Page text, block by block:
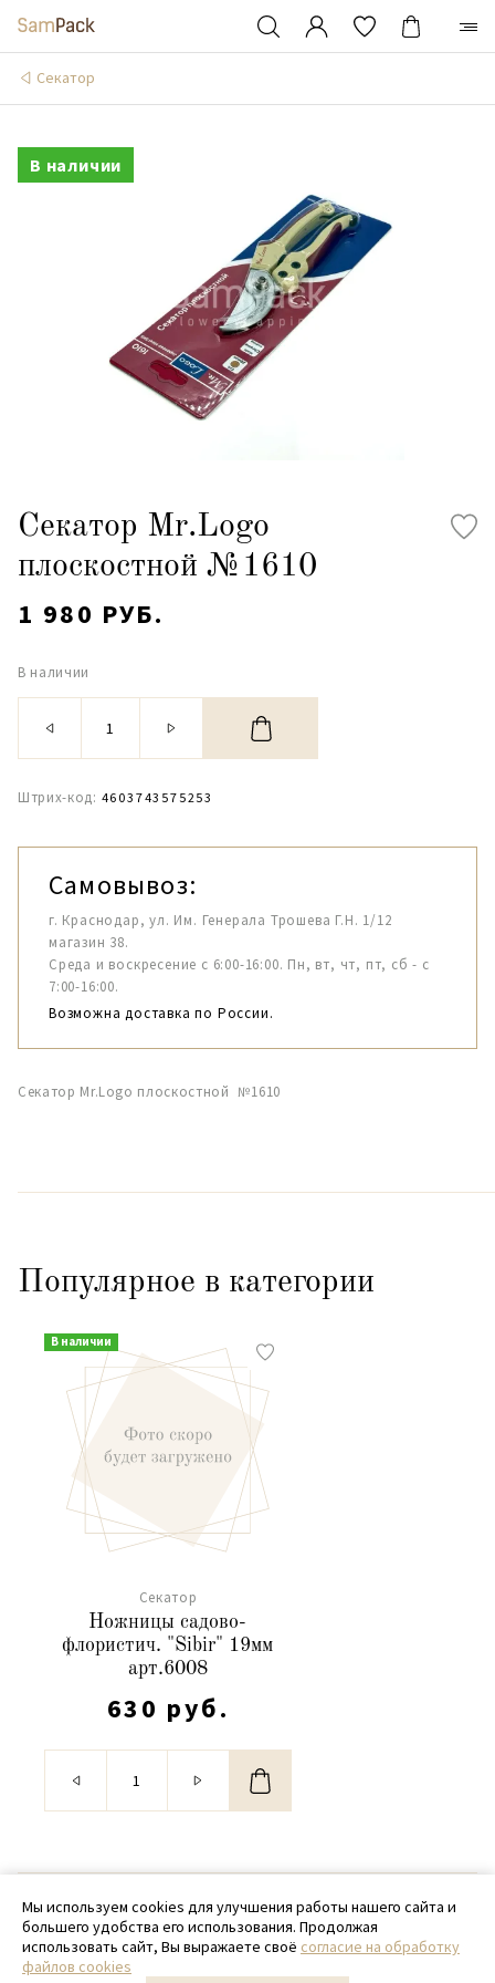
Cекатор
В наличии
Секатор Mr.Logo
плоскостной №1610
1 980 РУБ.
В наличии
Штрих-код: 4603743575253
Самовывоз:
г. Краснодар, ул. Им. Генерала Трошева Г.Н. 1/12
магазин 38.
Среда и воскресение с 6:00-16:00. Пн, вт, чт, пт, сб - с
7:00-16:00.
Возможна доставка по России.
Секатор Mr.Logo плоскостной №1610
Популярное в категории
В наличии
Cекатор
Ножницы садово-
флористич. "Sibir" 19мм
арт.6008
630 руб.
© 2020 - 2026 SamPack
+ 7 (918) 699-97-87
zakaz@sampack.store
Мы используем cookies для улучшения работы нашего сайта и
большего удобства его использования. Продолжая
использовать сайт, Вы выражаете своё согласие на обработку
файлов cookies